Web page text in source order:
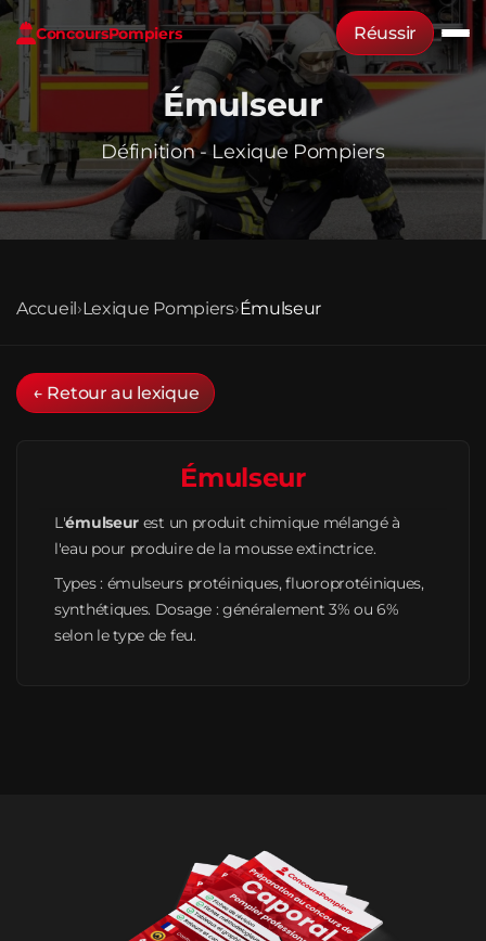
ConcoursPompiers Réussir
Émulseur
Définition - Lexique Pompiers
Accueil›Lexique Pompiers›Émulseur
← Retour au lexique
Émulseur
L'émulseur est un produit chimique mélangé à
l'eau pour produire de la mousse extinctrice.
Types : émulseurs protéiniques, fluoroprotéiniques,
synthétiques. Dosage : généralement 3% ou 6%
selon le type de feu.